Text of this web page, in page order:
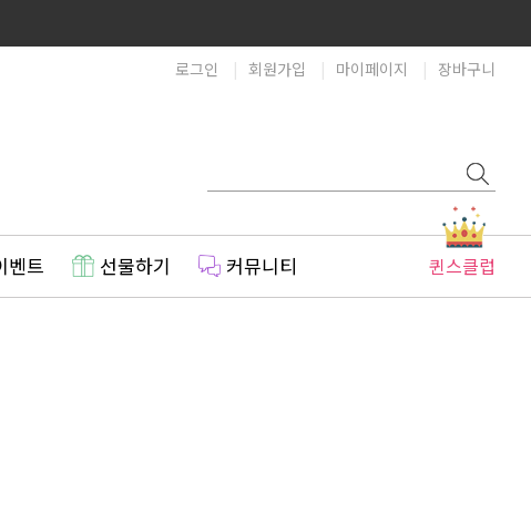
로그인 회원가입 마이페이지 장바구니
벤트 선물하기 커뮤니티 퀸스클럽